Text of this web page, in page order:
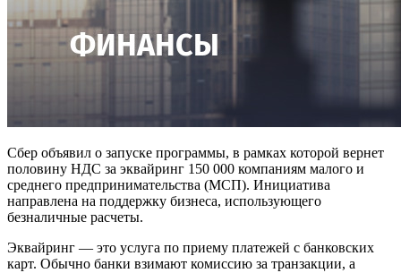
Сбер объявил о запуске программы, в рамках которой вернет
половину НДС за эквайринг 150 000 компаниям малого и
среднего предпринимательства (МСП). Инициатива
направлена на поддержку бизнеса, использующего
безналичные расчеты.
Эквайринг — это услуга по приему платежей с банковских
карт. Обычно банки взимают комиссию за транзакции, а